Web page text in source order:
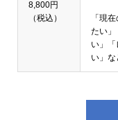
8,800円
（税込）
「現
たい」
い」
い」な